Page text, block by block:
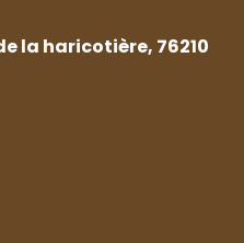
la haricotière, 76210